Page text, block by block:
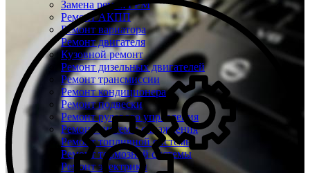
Замена ремня ГРМ
Ремонт АКПП
Ремонт вариатора
Ремонт двигателя
Кузовной ремонт
Ремонт дизельных двигателей
Ремонт трансмиссии
Ремонт кондиционера
Ремонт подвески
Ремонт рулевого управления
Ремонт системы охлаждения
Ремонт топливной системы
Ремонт тормозной системы
Ремонт электрики